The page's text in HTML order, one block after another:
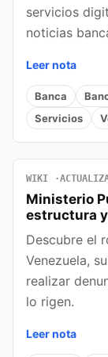
servicios
noticias
Leer nota
Banca
Servicios
WIKI
Ministerio
estructura
Descubre el
Venezuela,
realizar
lo rigen.
Leer nota